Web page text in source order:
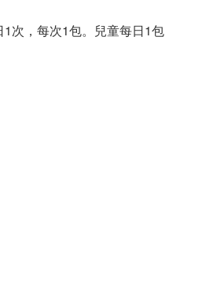
次，每次1包。兒童每日1包